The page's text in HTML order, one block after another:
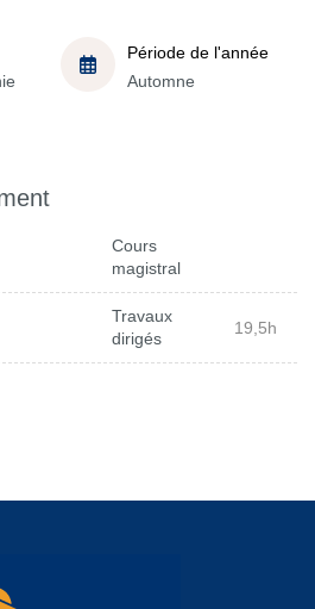
Période de l'année
Automne
Cours
magistral
Travaux
dirigés
19,5h